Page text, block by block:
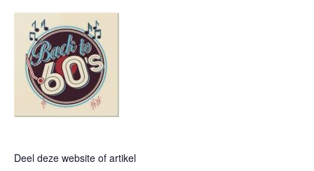
Deel deze website of artikel